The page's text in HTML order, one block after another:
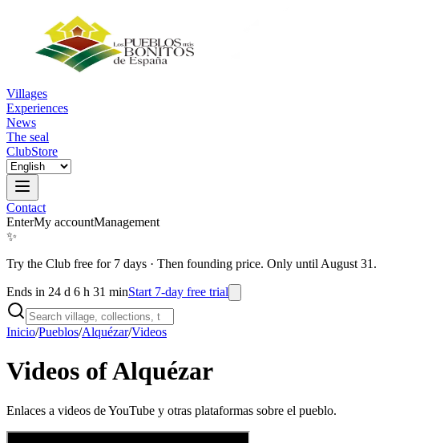
Villages
Experiences
News
The seal
ClubStore
Contact
EnterMy accountManagement
✨
Try the Club free for 7 days · Then founding price. Only until August 31.
Ends in 24 d 6 h 31 minStart 7-day free trial
Inicio/Pueblos/Alquézar/Videos
Videos of Alquézar
Enlaces a videos de YouTube y otras plataformas sobre el pueblo.